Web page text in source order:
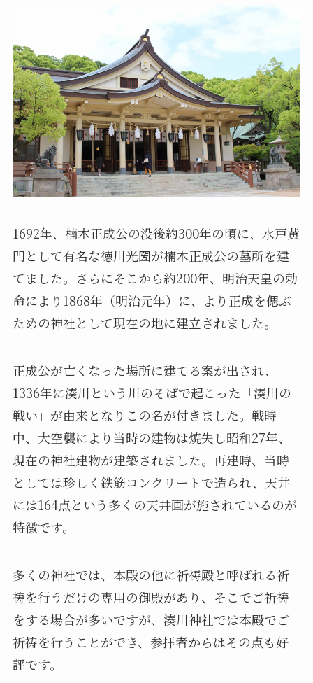
1692年、楠木正成公の没後約300年の頃に、水戸黄
門として有名な徳川光圀が楠木正成公の墓所を建
てました。さらにそこから約200年、明治天皇の勅
命により1868年（明治元年）に、より正成を偲ぶ
ための神社として現在の地に建立されました。
正成公が亡くなった場所に建てる案が出され、
1336年に湊川という川のそばで起こった「湊川の
戦い」が由来となりこの名が付きました。戦時
中、大空襲により当時の建物は焼失し昭和27年、
現在の神社建物が建築されました。再建時、当時
としては珍しく鉄筋コンクリートで造られ、天井
には164点という多くの天井画が施されているのが
特徴です。
多くの神社では、本殿の他に祈祷殿と呼ばれる祈
祷を行うだけの専用の御殿があり、そこでご祈祷
をする場合が多いですが、湊川神社では本殿でご
祈祷を行うことができ、参拝者からはその点も好
評です。